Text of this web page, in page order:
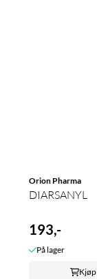
Orion Pharma
DIARSANYL
193,-
På lager
Kjøp